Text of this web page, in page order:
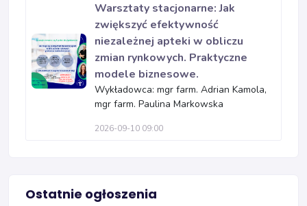
Warsztaty stacjonarne: Jak
zwiększyć efektywność
niezależnej apteki w obliczu
zmian rynkowych. Praktyczne
modele biznesowe.
Wykładowca: mgr farm. Adrian Kamola,
mgr farm. Paulina Markowska
2026-09-10 09:00
Ostatnie ogłoszenia